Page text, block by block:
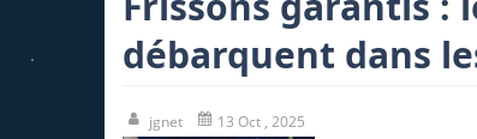
débarquent dans
jgnet 13 Oct , 2025